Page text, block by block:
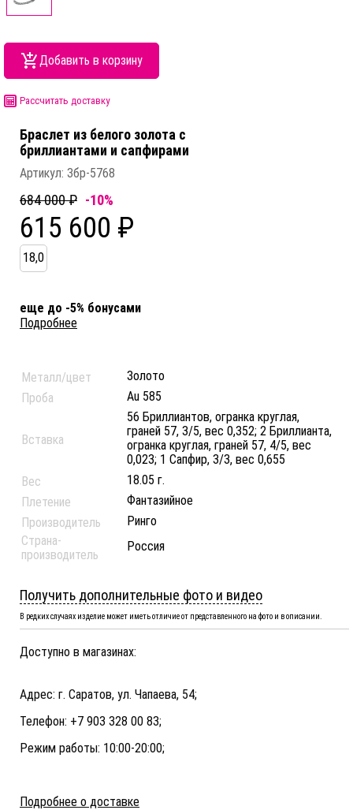
Добавить в корзину
Рассчитать доставку
Браслет из белого золота c
бриллиантами и сапфирами
Артикул: Збр-5768
684 000 ₽ -10%
615 600 ₽
18,0
еще до -5% бонусами
Подробнее
Металл/цвет
Золото
Проба
Au 585
Вставка
56 Бриллиантов, огранка круглая,
граней 57, 3/5, вес 0,352; 2 Бриллианта,
огранка круглая, граней 57, 4/5, вес
0,023; 1 Сапфир, 3/3, вес 0,655
Вес
18.05 г.
Плетение
Фантазийное
Производитель
Ринго
Страна-
производитель
Россия
Получить дополнительные фото и видео
В редких случаях изделие может иметь отличие от представленного на фото и в описании.
Доступно в магазинах:
Адрес: г. Саратов, ул. Чапаева, 54;
Телефон: +7 903 328 00 83;
Режим работы: 10:00-20:00;
Подробнее о доставке